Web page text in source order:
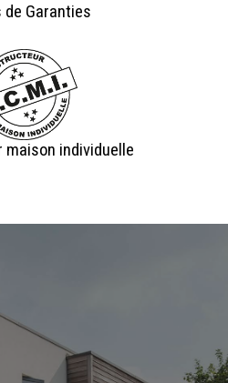
de Garanties
maison individuelle